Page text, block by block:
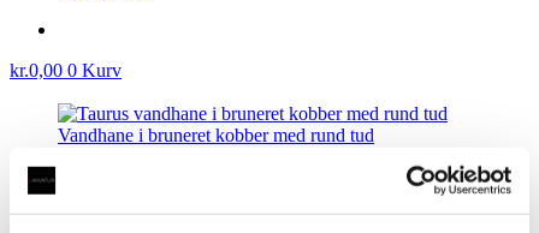
kr.0,00 0 Kurv
Vandhane i bruneret kobber med rund tud